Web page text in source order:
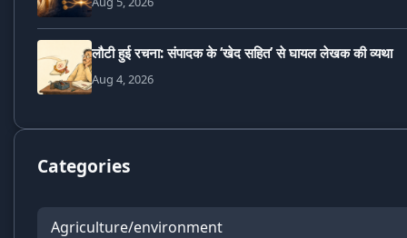
लौटी हुई रचना: संपादक के ‘खेद सहित’ से घायल लेखक की व्यथा
Aug 4, 2026
Categories
Agriculture/environment